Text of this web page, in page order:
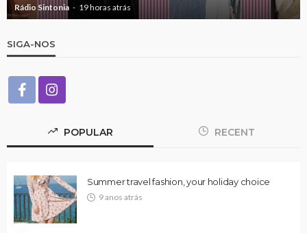
Rádio Sintonia 19 horas atrás
SIGA-NOS
POPULAR RECENT
Summer travel fashion, your holiday choice
9 anos atrás